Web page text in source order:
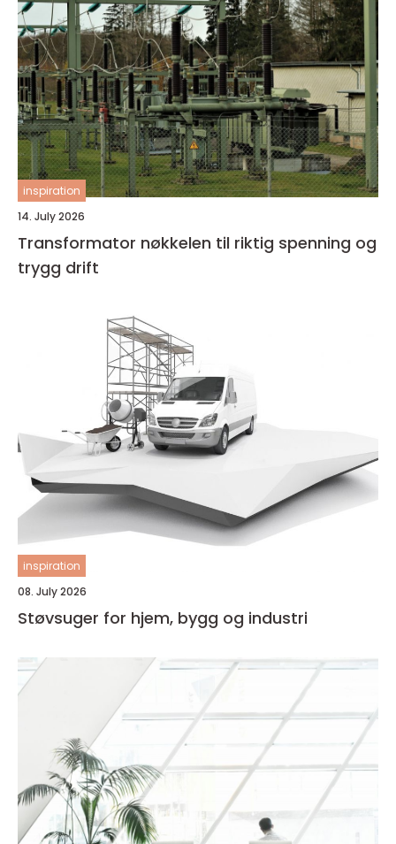
inspiration
14. July 2026
Transformator nøkkelen til riktig spenning og
trygg drift
inspiration
08. July 2026
Støvsuger for hjem, bygg og industri